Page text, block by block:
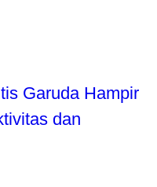
Garuda Hampir
dan